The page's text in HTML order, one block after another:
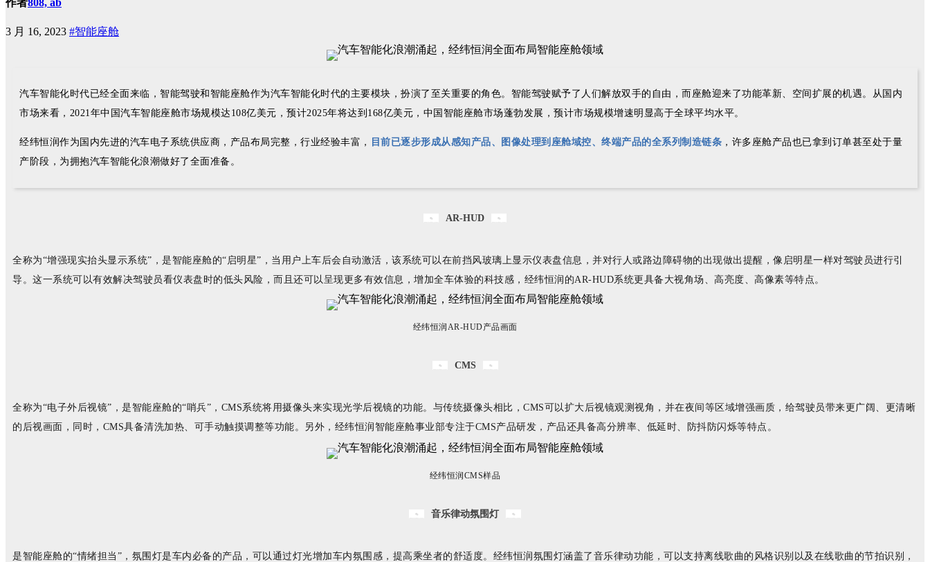
3 月 16, 2023 #智能座舱
汽车智能化时代已经全面来临，智能驾驶和智能座舱作为汽车智能化时代的主要模块，扮演了至关重要的角色。智能驾驶赋予了人们解放双手的自由，而座舱迎来了功能革新、空间扩展的机遇。从国内
市场来看，2021年中国汽车智能座舱市场规模达108亿美元，预计2025年将达到168亿美元，中国智能座舱市场蓬勃发展，预计市场规模增速明显高于全球平均水平。
经纬恒润作为国内先进的汽车电子系统供应商，产品布局完整，行业经验丰富， 目前已逐步形成从感知产品、图像处理到座舱域控、终端产品的全系列制造链条 ，许多座舱产品也已拿到订单甚至处于量
产阶段，为拥抱汽车智能化浪潮做好了全面准备。
AR-HUD
全称为“增强现实抬头显示系统”，是智能座舱的“启明星”，当用户上车后会自动激活，该系统可以在前挡风玻璃上显示仪表盘信息，并对行人或路边障碍物的出现做出提醒，像启明星一样对驾驶员进行引
导。这一系统可以有效解决驾驶员看仪表盘时的低头风险，而且还可以呈现更多有效信息，增加全车体验的科技感，经纬恒润的AR-HUD系统更具备大视角场、高亮度、高像素等特点。
经纬恒润AR-HUD产品画面
CMS
全称为“电子外后视镜”，是智能座舱的“哨兵”，CMS系统将用摄像头来实现光学后视镜的功能。与传统摄像头相比，CMS可以扩大后视镜观测视角，并在夜间等区域增强画质，给驾驶员带来更广阔、更清晰
的后视画面，同时，CMS具备清洗加热、可手动触摸调整等功能。另外，经纬恒润智能座舱事业部专注于CMS产品研发，产品还具备高分辨率、低延时、防抖防闪烁等特点。
经纬恒润CMS样品
音乐律动氛围灯
是智能座舱的“情绪担当”，氛围灯是车内必备的产品，可以通过灯光增加车内氛围感，提高乘坐者的舒适度。经纬恒润氛围灯涵盖了音乐律动功能，可以支持离线歌曲的风格识别以及在线歌曲的节拍识别，